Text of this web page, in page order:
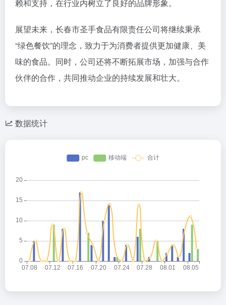
赖和支持，在行业内树立了良好的品牌形象。
展望未来，长春市圣手食品有限责任公司将继续秉承
“绿色餐饮”的理念，致力于为消费者提供更加健康、美
味的食品。同时，公司还将不断拓展市场，加强与合作
伙伴的合作，共同推动企业的持续发展和壮大。
数据统计